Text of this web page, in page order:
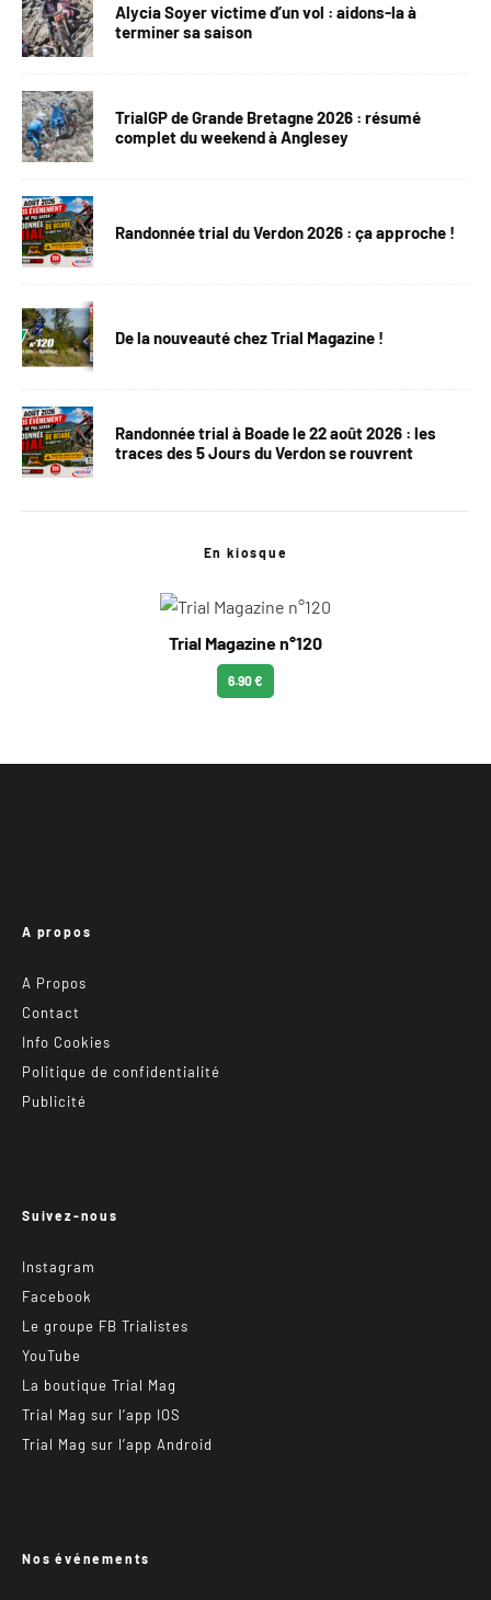
Alycia Soyer victime d’un vol : aidons-la à
terminer sa saison
TrialGP de Grande Bretagne 2026 : résumé
complet du weekend à Anglesey
Randonnée trial du Verdon 2026 : ça approche !
De la nouveauté chez Trial Magazine !
Randonnée trial à Boade le 22 août 2026 : les
traces des 5 Jours du Verdon se rouvrent
En kiosque
Trial Magazine n°120
6.90 €
A propos
A Propos
Contact
Info Cookies
Politique de confidentialité
Publicité
Suivez-nous
Instagram
Facebook
Le groupe FB Trialistes
YouTube
La boutique Trial Mag
Trial Mag sur l’app IOS
Trial Mag sur l’app Android
Nos événements